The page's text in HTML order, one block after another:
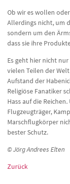
Ob wir es wollen
Allerdings nicht, um
sondern um den
dass sie ihre
Es geht hier nicht
vielen Teilen der
Aufstand der
Religiöse Fanatiker
Hass auf die
Flugzeugträger,
Marschflugkörper
bester Schutz.
© Jörg Andrees Elten
Zurück